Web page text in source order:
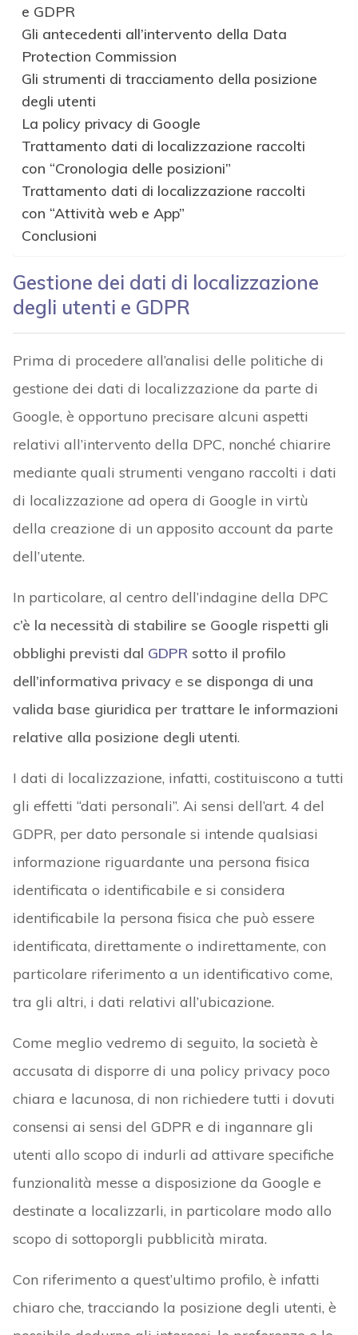
e GDPR
Gli antecedenti all’intervento della Data
Protection Commission
Gli strumenti di tracciamento della posizione
degli utenti
La policy privacy di Google
Trattamento dati di localizzazione raccolti
con “Cronologia delle posizioni”
Trattamento dati di localizzazione raccolti
con “Attività web e App”
Conclusioni
Gestione dei dati di localizzazione
degli utenti e GDPR
Prima di procedere all’analisi delle politiche di
gestione dei dati di localizzazione da parte di
Google, è opportuno precisare alcuni aspetti
relativi all’intervento della DPC, nonché chiarire
mediante quali strumenti vengano raccolti i dati
di localizzazione ad opera di Google in virtù
della creazione di un apposito account da parte
dell’utente.
In particolare, al centro dell’indagine della DPC
c’è la necessità di stabilire se Google rispetti gli
obblighi previsti dal GDPRsotto il profilo
dell’informativa privacye se disponga di una
valida base giuridica per trattare le informazioni
relative alla posizione degli utenti.
I dati di localizzazione, infatti, costituiscono a tutti
gli effetti “dati personali”. Ai sensi dell’art. 4 del
GDPR, per dato personale si intende qualsiasi
informazione riguardante una persona fisica
identificata o identificabile e si considera
identificabile la persona fisica che può essere
identificata, direttamente o indirettamente, con
particolare riferimento a un identificativo come,
tra gli altri, i dati relativi all’ubicazione.
Come meglio vedremo di seguito, la società è
accusata di disporre di una policy privacy poco
chiara e lacunosa, di non richiedere tutti i dovuti
consensi ai sensi del GDPR e di ingannare gli
utenti allo scopo di indurli ad attivare specifiche
funzionalità messe a disposizione da Google e
destinate a localizzarli, in particolare modo allo
scopo di sottoporgli pubblicità mirata.
Con riferimento a quest’ultimo profilo, è infatti
chiaro che, tracciando la posizione degli utenti, è